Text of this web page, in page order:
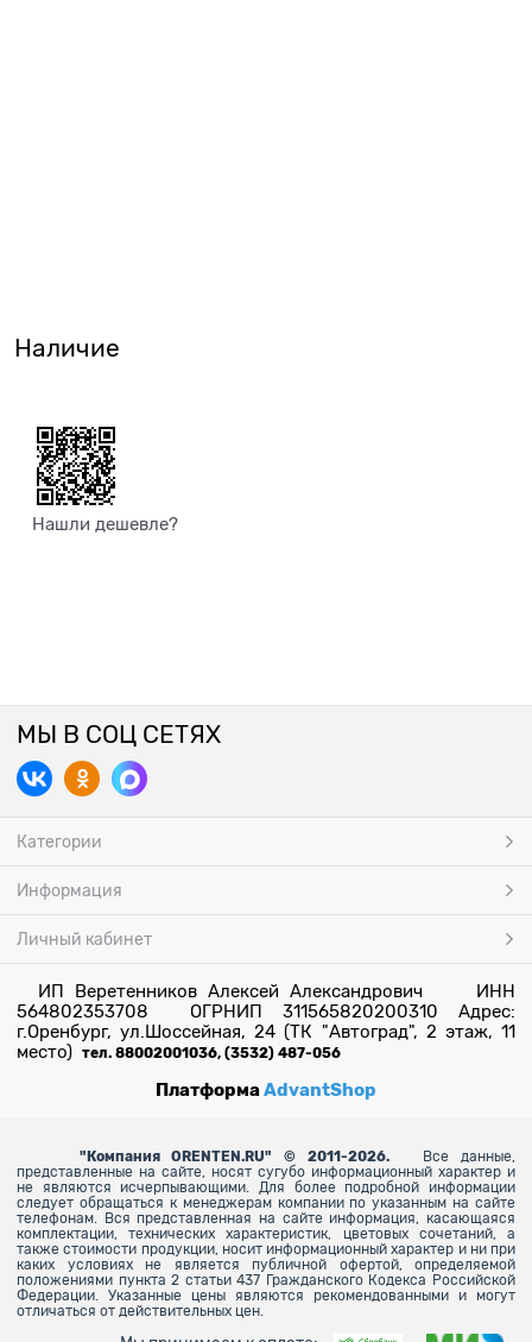
Наличие
Нашли дешевле?
МЫ В СОЦ СЕТЯХ
Категории
Информация
Личный кабинет
ИП Веретенников Алексей Александрович ИНН
564802353708 ОГРНИП 311565820200310 Адрес:
г.Оренбург, ул.Шоссейная, 24 (ТК "Автоград", 2 этаж, 11
место) тел. 88002001036, (3532) 487-056
ПлатформаAdvantShop
" Компания ORENTEN.RU" © 2011-2026.
Все данные,
представленные на сайте, носят сугубо информационный характер и
не являются исчерпывающими. Для более подробной информации
следует обращаться к менеджерам компании по указанным на сайте
телефонам. Вся представленная на сайте информация, касающаяся
комплектации, технических характеристик, цветовых сочетаний, а
также стоимости продукции, носит информационный характер и ни при
каких условиях не является публичной офертой, определяемой
положениями пункта 2 статьи 437 Гражданского Кодекса Российской
Федерации. Указанные цены являются рекомендованными и могут
отличаться от действительных цен.